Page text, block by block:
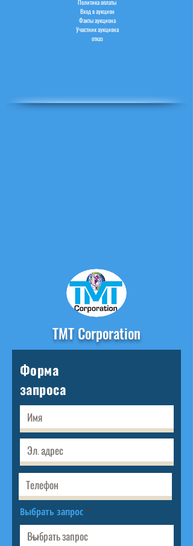
Политика оплаты
Вход в аукцион
Факты аукциона
Участник аукциона
отказ
TMT Corporation
Форма
запроса
Выбрать запрос